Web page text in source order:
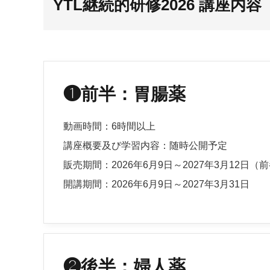
YTL継続的研修2026 講座内容
❶前半：胃腸薬
動画時間：6時間以上
講座概要及び学習内容：随時公開予定
販売期間：2026年6月9日～2027年3月12日（前
開講期間：2026年6月9日～2027年3月31日
❷後半：婦人薬